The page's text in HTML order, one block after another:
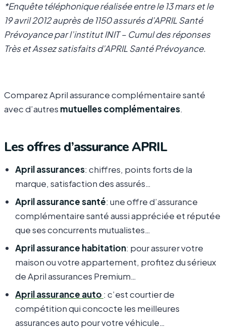
*Enquête téléphonique réalisée entre le 13 mars et le
19 avril 2012 auprès de 1150 assurés d’APRIL Santé
Prévoyance par l’institut INIT – Cumul des réponses
Très et Assez satisfaits d’APRIL Santé Prévoyance.
Comparez April assurance complémentaire santé
avec d’autres mutuelles complémentaires.
Les offres d’assurance APRIL
April assurances: chiffres, points forts de la
marque, satisfaction des assurés…
April assurance santé: une offre d’assurance
complémentaire santé aussi appréciée et réputée
que ses concurrents mutualistes…
April assurance habitation: pour assurer votre
maison ou votre appartement, profitez du sérieux
de April assurances Premium…
April assurance auto : c’est courtier de
compétition qui concocte les meilleures
assurances auto pour votre véhicule…